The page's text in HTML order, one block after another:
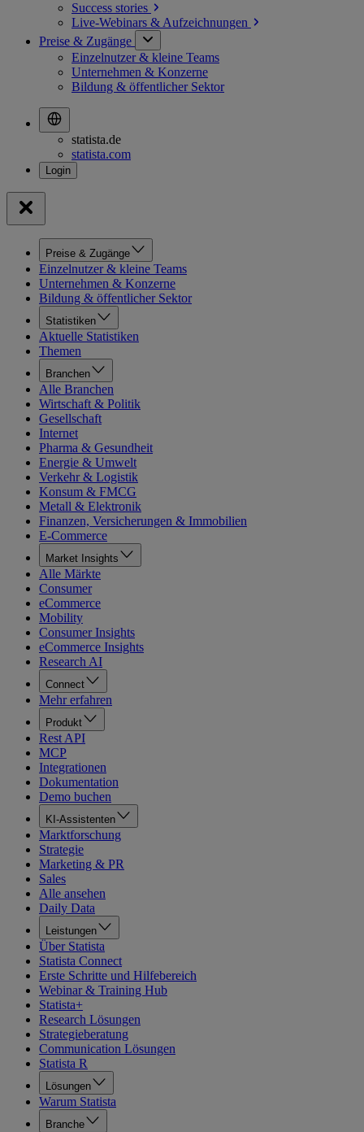
Success stories
Live-Webinars & Aufzeichnungen
Preise & Zugänge
Einzelnutzer & kleine Teams
Unternehmen & Konzerne
Bildung & öffentlicher Sektor
statista.de
statista.com
Preise & Zugänge
Einzelnutzer & kleine Teams
Unternehmen & Konzerne
Bildung & öffentlicher Sektor
Statistiken
Aktuelle Statistiken
Themen
Branchen
Alle Branchen
Wirtschaft & Politik
Gesellschaft
Internet
Pharma & Gesundheit
Energie & Umwelt
Verkehr & Logistik
Konsum & FMCG
Metall & Elektronik
Finanzen, Versicherungen & Immobilien
E-Commerce
Market Insights
Alle Märkte
Consumer
eCommerce
Mobility
Consumer Insights
eCommerce Insights
Research AI
Connect
Mehr erfahren
Produkt
Rest API
MCP
Integrationen
Dokumentation
Demo buchen
KI-Assistenten
Marktforschung
Strategie
Marketing & PR
Sales
Alle ansehen
Daily Data
Leistungen
Über Statista
Statista Connect
Erste Schritte und Hilfebereich
Webinar & Training Hub
Statista+
Research Lösungen
Strategieberatung
Communication Lösungen
Statista R
Lösungen
Warum Statista
Branche